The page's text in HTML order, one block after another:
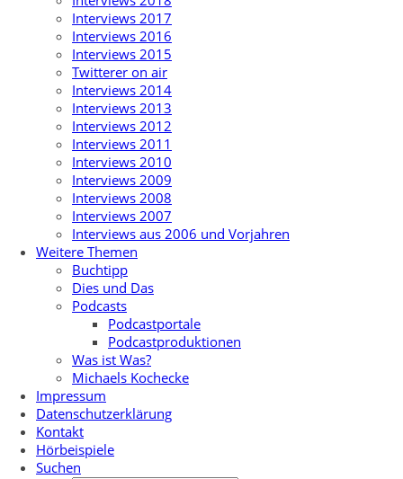
Interviews 2017
Interviews 2016
Interviews 2015
Twitterer on air
Interviews 2014
Interviews 2013
Interviews 2012
Interviews 2011
Interviews 2010
Interviews 2009
Interviews 2008
Interviews 2007
Interviews aus 2006 und Vorjahren
Weitere Themen
Buchtipp
Dies und Das
Podcasts
Podcastportale
Podcastproduktionen
Was ist Was?
Michaels Kochecke
Impressum
Datenschutzerklärung
Kontakt
Hörbeispiele
Suchen